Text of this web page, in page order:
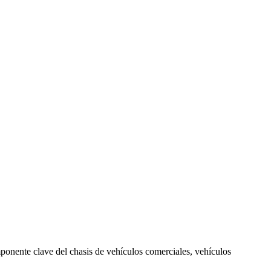
clave del chasis de vehículos comerciales, vehículos